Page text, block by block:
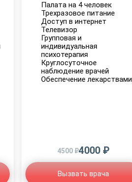
Палата на 4 человек
Трехразовое питание
Доступ в интернет
Телевизор
Групповая и
индивидуальная
психотерапия
Круглосуточное
наблюдение врачей
Обеспечение лекарствами
4500 ₽4000 ₽
Вызвать врача